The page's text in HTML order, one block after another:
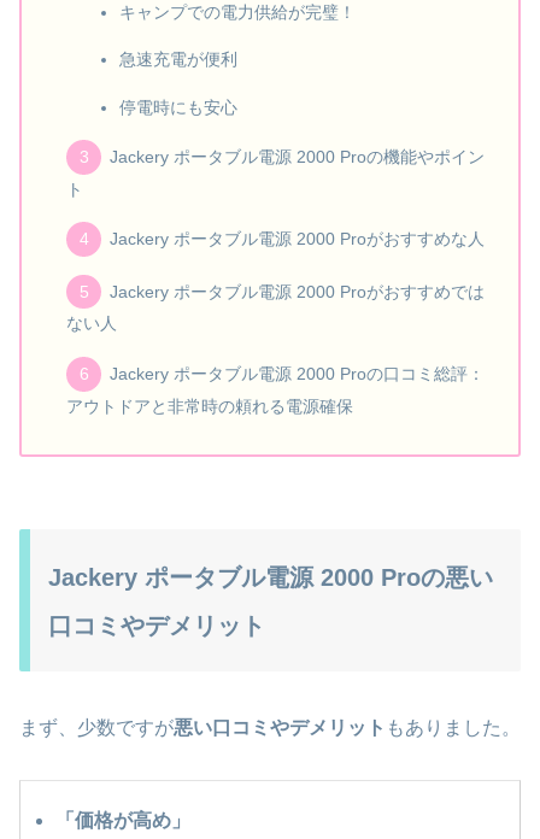
キャンプでの電力供給が完璧！
急速充電が便利
停電時にも安心
Jackery ポータブル電源 2000 Proの機能やポイン
ト
Jackery ポータブル電源 2000 Proがおすすめな人
Jackery ポータブル電源 2000 Proがおすすめでは
ない人
Jackery ポータブル電源 2000 Proの口コミ総評：
アウトドアと非常時の頼れる電源確保
Jackery ポータブル電源 2000 Proの悪い
口コミやデメリット
まず、少数ですが悪い口コミやデメリット もありました。
「価格が高め」